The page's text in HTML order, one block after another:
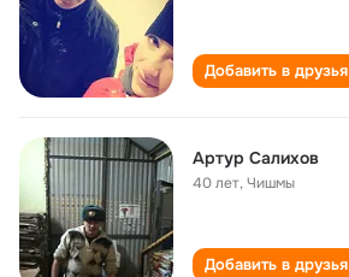
Добавить в друзья
Артур Салихов
40 лет,Чишмы
Добавить в друзья